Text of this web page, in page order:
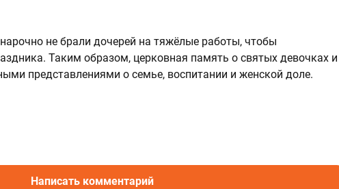
не брали дочерей на тяжёлые работы, чтобы
Таким образом, церковная память о святых девочках и
представлениями о семье, воспитании и женской доле.
Написать комментарий